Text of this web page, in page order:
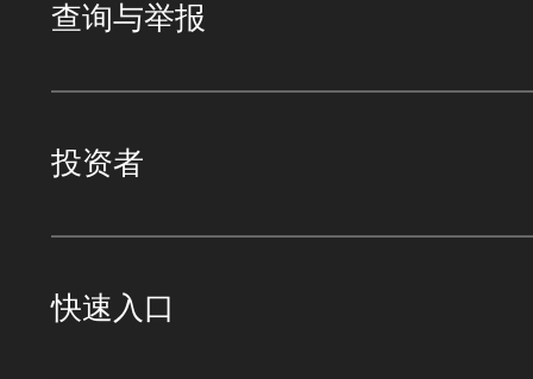
查询与举报
投资者
快速入口